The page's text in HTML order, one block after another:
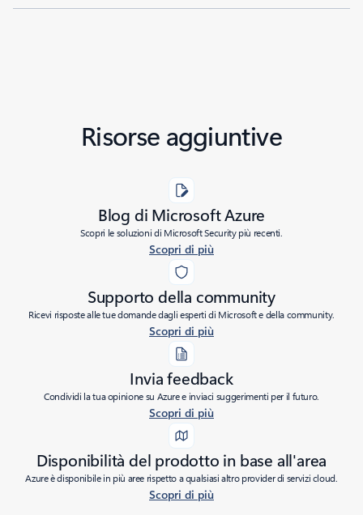
Risorse aggiuntive
Blog di Microsoft Azure
Scopri le soluzioni di Microsoft Security più recenti.
Scopri di più
Supporto della community
Ricevi risposte alle tue domande dagli esperti di Microsoft e della community.
Scopri di più
Invia feedback
Condividi la tua opinione su Azure e inviaci suggerimenti per il futuro.
Scopri di più
Disponibilità del prodotto in base all'area
Azure è disponibile in più aree rispetto a qualsiasi altro provider di servizi cloud.
Scopri di più